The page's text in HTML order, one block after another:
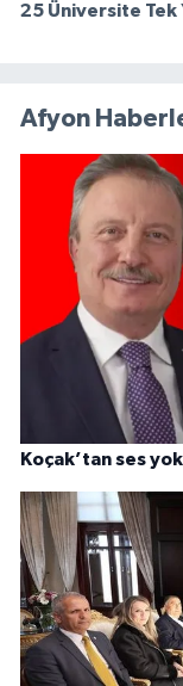
25 Üniversite Tek
Afyon
Koçak’tan ses